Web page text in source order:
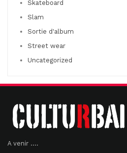
Skateboard
Slam
Sortie d'album
Street wear
Uncategorized
A venir ....